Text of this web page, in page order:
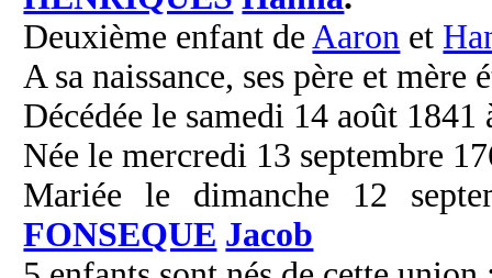
Deuxième enfant de Aaron et
A sa naissance, ses père et mère
Décédée le samedi 14 août 1841
Née le mercredi 13 septembre
Mariée le dimanche 12
FONSEQUE Jacob